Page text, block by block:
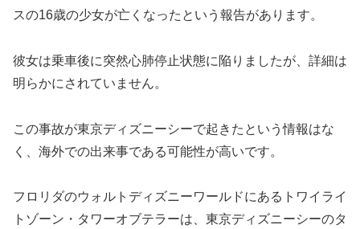
スの16歳の少女が亡くなったという報告があります。
彼女は乗車後に突然心肺停止状態に陥りましたが、詳細は
明らかにされていません。
この事故が東京ディズニーシーで起きたという情報はな
く、海外での出来事である可能性が高いです。
フロリダのウォルトディズニーワールドにあるトワイライ
トゾーン・タワーオブテラーは、東京ディズニーシーのタ